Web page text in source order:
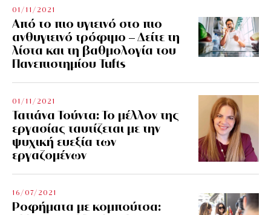
01/11/2021
Από το πιο υγιεινό στο πιο
ανθυγιεινό τρόφιμο – Δείτε τη
λίστα και τη βαθμολογία του
Πανεπιστημίου Tufts
01/11/2021
Τατιάνα Τούντα: Το μέλλον της
εργασίας ταυτίζεται με την
ψυχική ευεξία των
εργαζομένων
16/07/2021
Ροφήματα με κομπούτσα: